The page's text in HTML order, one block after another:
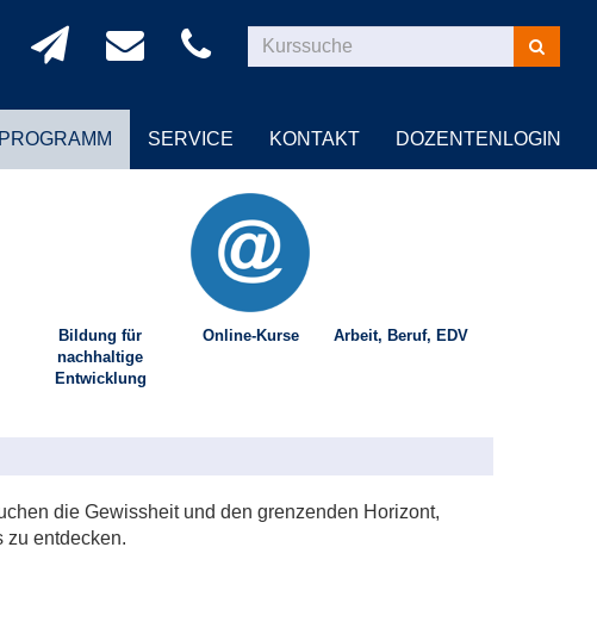
Kurse
suchen
PROGRAMM SERVICE KONTAKT DOZENTENLOGIN
Bildung für
nachhaltige
Entwicklung
Online-Kurse Arbeit, Beruf, EDV
die Gewissheit und den grenzenden Horizont,
zu entdecken.